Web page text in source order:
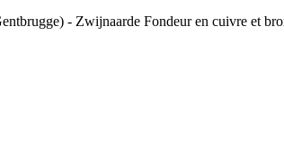
- Zwijnaarde Fondeur en cuivre et